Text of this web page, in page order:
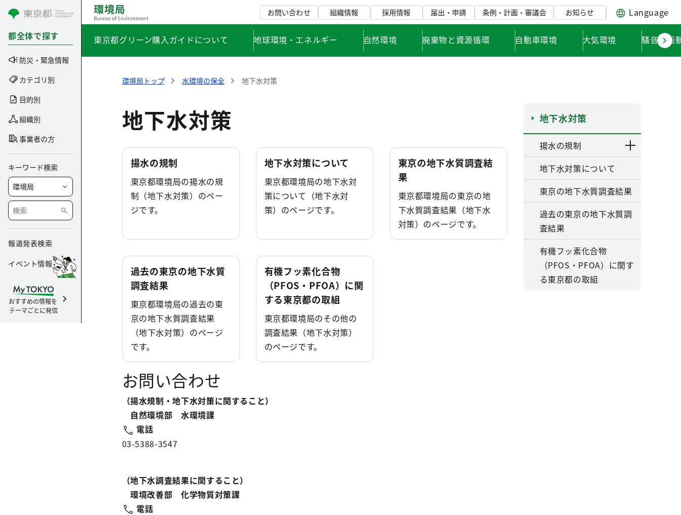
コンテンツにスキップ
都全体で探す
防災・緊急情報
カテゴリ別
目的別
組織別
事業者の方
キーワード検索
報道発表検索
イベント情報
おすすめの情報を
テーマごとに発信
お問い合わせ 組織情報 採用情報 届出・申請 条例・計画・審議会 お知らせ Language
東京都グリーン購入ガイドについて 地球環境・エネルギー 自然環境 廃棄物と資源循環 自動車環境 大気環境 騒音・振
環境局トップ 水環境の保全 地下水対策
地下水対策
揚水の規制
東京都環境局の揚水の規
制（地下水対策）のペー
ジです。
地下水対策について
東京都環境局の地下水対
策について（地下水対
策）のページです。
東京の地下水質調査結
果
東京都環境局の東京の地
下水質調査結果（地下水
対策）のページです。
過去の東京の地下水質
調査結果
東京都環境局の過去の東
京の地下水質調査結果
（地下水対策）のページ
です。
有機フッ素化合物
（PFOS・PFOA）に関
する東京都の取組
東京都環境局のその他の
調査結果（地下水対策）
のページです。
お問い合わせ
（揚水規制・地下水対策に関すること）
自然環境部 水環境課
電話
03-5388-3547
（地下水調査結果に関すること）
環境改善部 化学物質対策課
電話
地下水対策
揚水の規制
地下水対策について
東京の地下水質調査結果
過去の東京の地下水質調
査結果
有機フッ素化合物
（PFOS・PFOA）に関す
る東京都の取組